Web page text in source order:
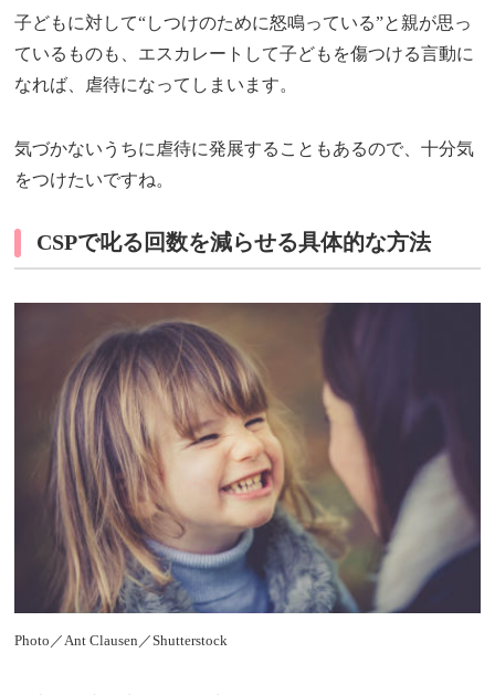
子どもに対して“しつけのために怒鳴っている”と親が思っ
ているものも、エスカレートして子どもを傷つける言動に
なれば、虐待になってしまいます。
気づかないうちに虐待に発展することもあるので、十分気
をつけたいですね。
CSPで叱る回数を減らせる具体的な方法
Photo／Ant Clausen／Shutterstock